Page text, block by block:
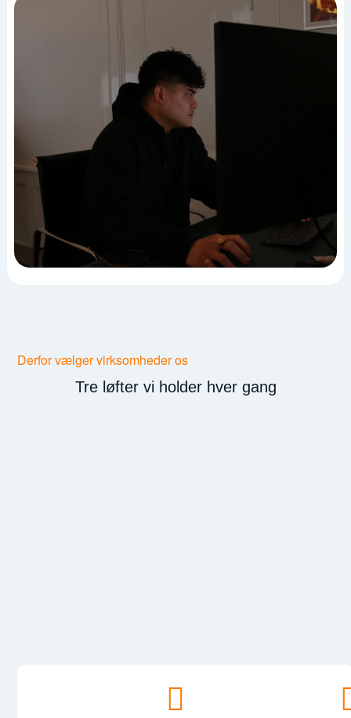
Derfor vælger virksomheder os
Tre løfter vi holder hver gang